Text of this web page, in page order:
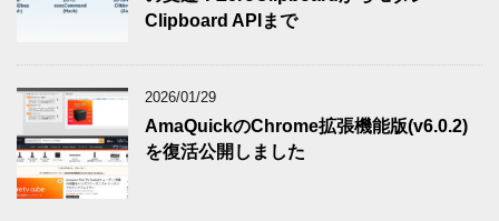
Clipboard APIまで
2026/01/29
AmaQuickのChrome拡張機能版(v6.0.2)
を復活公開しました